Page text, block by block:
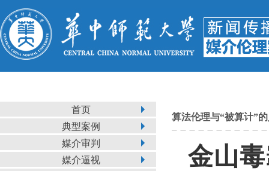
首页
典型案例
媒介审判
媒介逼视
算法伦理与“被算计”
金山